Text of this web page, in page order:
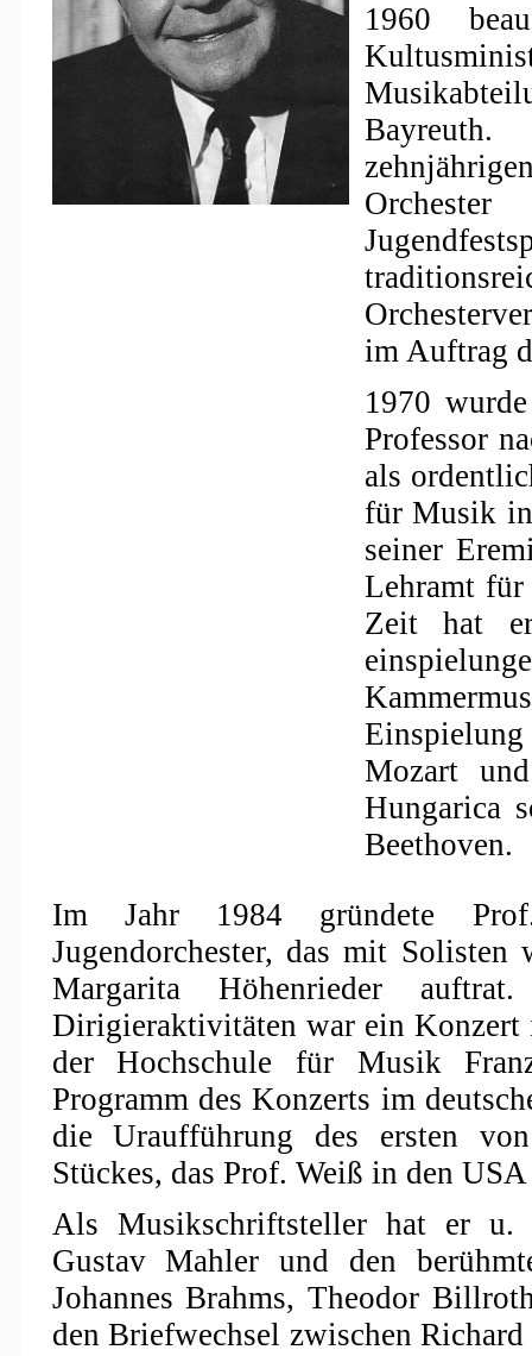
1960
im Auftrag
1970
Professor
als
für Musik
seiner
Lehramt
Zeit hat er
Mozart
Hungarica
Beethoven.
Im Jahr 1984 gründete
Jugendorchester, das mit
Margarita Höhenrieder
Dirigieraktivitäten war ein Konzert
der Hochschule für Musik
Programm des Konzerts im
die Uraufführung des ersten
Stückes, das Prof. Weiß in den
Als Musikschriftsteller hat er u.
Gustav Mahler und den
Johannes Brahms, Theodor
den Briefwechsel zwischen